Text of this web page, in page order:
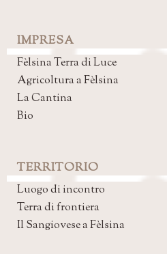
IMPRESA
Fèlsina Terra di Luce
Agricoltura a Fèlsina
La Cantina
Bio
TERRITORIO
Luogo di incontro
Terra di frontiera
Il Sangiovese a Fèlsina